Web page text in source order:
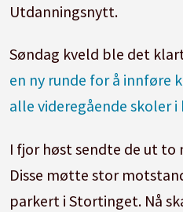
Utdanningsnytt.
Søndag kveld ble det
en ny runde for å innføre
alle videregående skoler
I fjor høst sendte de ut
Disse møtte stor
parkert i Stortinget. Nå